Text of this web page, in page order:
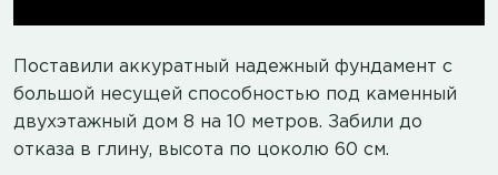
Поставили аккуратный надежный фундамент с
большой несущей способностью под каменный
двухэтажный дом 8 на 10 метров. Забили до
отказа в глину, высота по цоколю 60 см.